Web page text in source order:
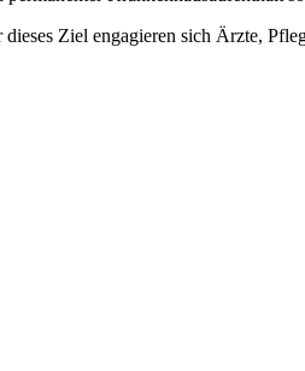
Ziel engagieren sich Ärzte,